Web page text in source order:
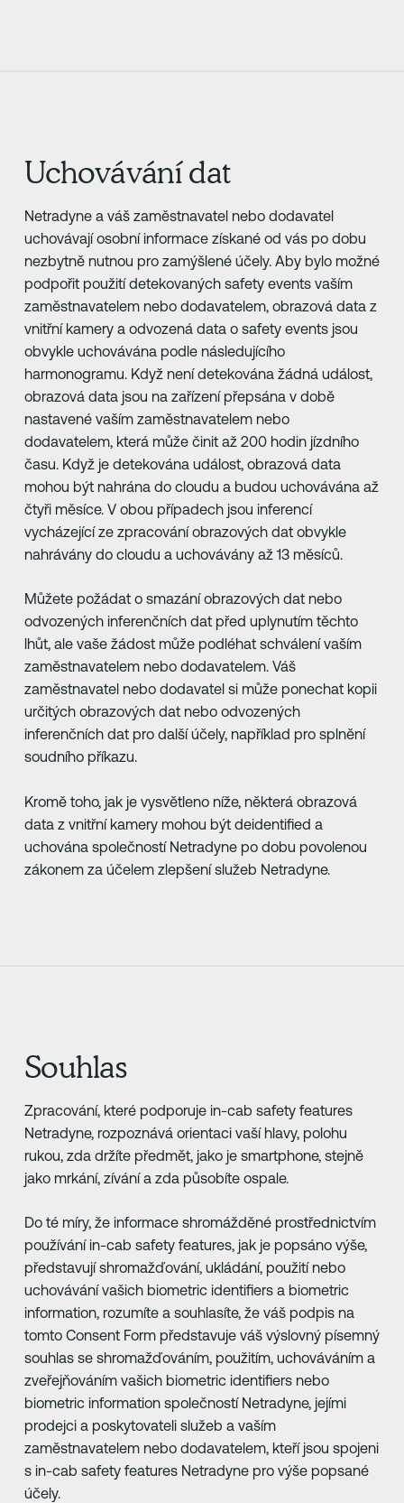
Uchovávání dat
Netradyne a váš zaměstnavatel nebo dodavatel
uchovávají osobní informace získané od vás po dobu
nezbytně nutnou pro zamýšlené účely. Aby bylo možné
podpořit použití detekovaných safety events vaším
zaměstnavatelem nebo dodavatelem, obrazová data z
vnitřní kamery a odvozená data o safety events jsou
obvykle uchovávána podle následujícího
harmonogramu. Když není detekována žádná událost,
obrazová data jsou na zařízení přepsána v době
nastavené vaším zaměstnavatelem nebo
dodavatelem, která může činit až 200 hodin jízdního
času. Když je detekována událost, obrazová data
mohou být nahrána do cloudu a budou uchovávána až
čtyři měsíce. V obou případech jsou inferencí
vycházející ze zpracování obrazových dat obvykle
nahrávány do cloudu a uchovávány až 13 měsíců.
Můžete požádat o smazání obrazových dat nebo
odvozených inferenčních dat před uplynutím těchto
lhůt, ale vaše žádost může podléhat schválení vaším
zaměstnavatelem nebo dodavatelem. Váš
zaměstnavatel nebo dodavatel si může ponechat kopii
určitých obrazových dat nebo odvozených
inferenčních dat pro další účely, například pro splnění
soudního příkazu.
Kromě toho, jak je vysvětleno níže, některá obrazová
data z vnitřní kamery mohou být deidentified a
uchována společností Netradyne po dobu povolenou
zákonem za účelem zlepšení služeb Netradyne.
Souhlas
Zpracování, které podporuje in-cab safety features
Netradyne, rozpoznává orientaci vaší hlavy, polohu
rukou, zda držíte předmět, jako je smartphone, stejně
jako mrkání, zívání a zda působíte ospale.
Do té míry, že informace shromážděné prostřednictvím
používání in-cab safety features, jak je popsáno výše,
představují shromažďování, ukládání, použití nebo
uchovávání vašich biometric identifiers a biometric
information, rozumíte a souhlasíte, že váš podpis na
tomto Consent Form představuje váš výslovný písemný
souhlas se shromažďováním, použitím, uchováváním a
zveřejňováním vašich biometric identifiers nebo
biometric information společností Netradyne, jejími
prodejci a poskytovateli služeb a vaším
zaměstnavatelem nebo dodavatelem, kteří jsou spojeni
s in-cab safety features Netradyne pro výše popsané
účely.